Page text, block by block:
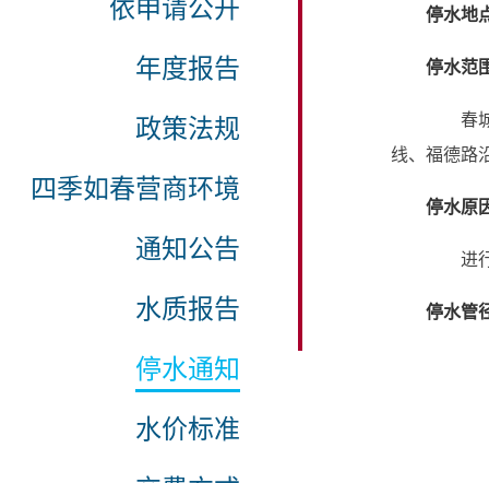
年度报告
政策法规
四季如春营商环境
通知公告
水质报告
停水通知
水价标准
停水地
停水范
春
线、福德路
停水原
进
停水管